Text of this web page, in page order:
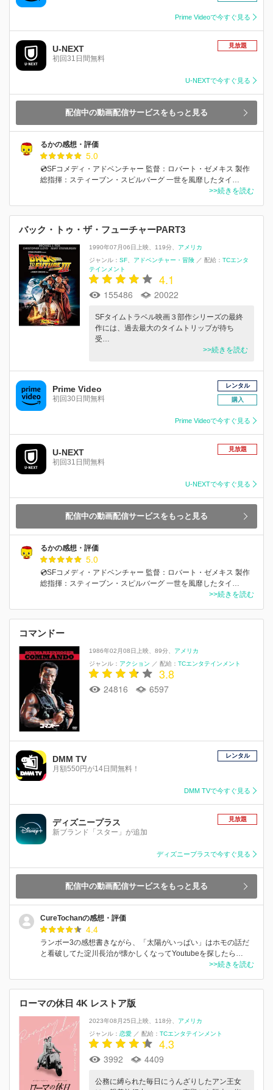
Prime Videoで今すぐ見る
U-NEXT
初回31日間無料
見放題
U-NEXTで今すぐ見る
配信中の動画配信サービスをもっと見る
るかの感想・評価
5.0
💿SFコメディ・アドベンチャー 監督：ロバート・ゼメキス 製作
総指揮：スティーブン・スピルバーグ 一世を風靡したタイ…
>>続きを読む
バック・トゥ・ザ・フューチャーPART3
1990年07月06日上映 119分
アメリカ
ジャンル： SF アドベンチャー・冒険 ／ 配給： TCエンタ
テインメント
4.1
155486 20022
SFタイムトラベル映画３部作シリーズの最終
作には、過去最大のタイムトリップが待ち
受…
>>続きを読む
Prime Video
初回30日間無料
レンタル
購入
Prime Videoで今すぐ見る
U-NEXT
初回31日間無料
見放題
U-NEXTで今すぐ見る
配信中の動画配信サービスをもっと見る
るかの感想・評価
5.0
💿SFコメディ・アドベンチャー 監督：ロバート・ゼメキス 製作
総指揮：スティーブン・スピルバーグ 一世を風靡したタイ…
>>続きを読む
コマンドー
1986年02月08日上映 89分
アメリカ
ジャンル： アクション ／ 配給： TCエンタテインメント
3.8
24816 6597
DMM TV
月額550円が14日間無料！
レンタル
DMM TVで今すぐ見る
ディズニープラス
新ブランド「スター」が追加
見放題
ディズニープラスで今すぐ見る
配信中の動画配信サービスをもっと見る
CureTochanの感想・評価
4.4
ランボー3の感想書きながら、「太陽がいっぱい」はホモの話だ
と看破してた淀川長治が懐かしくなってYoutubeを探したら…
>>続きを読む
ローマの休日 4K レストア版
2023年08月25日上映 118分
アメリカ
ジャンル： 恋愛 ／ 配給： TCエンタテインメント
4.3
3992 4409
公務に縛られた毎日にうんざりしたアン王女